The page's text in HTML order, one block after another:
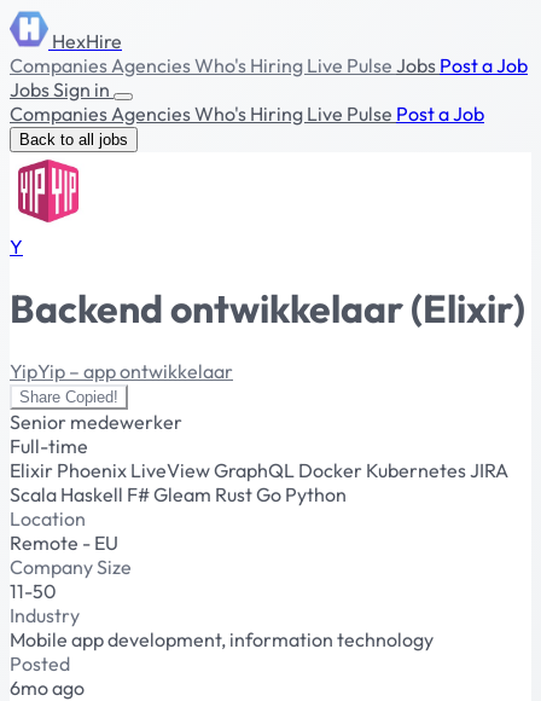
HexHire
CompaniesAgenciesWho's Hiring Live Pulse Jobs Post a Job
JobsSign in
CompaniesAgenciesWho's Hiring Live Pulse Post a Job
Back to all jobs
Y
Backend ontwikkelaar (Elixir)
YipYip – app ontwikkelaar
Share Copied!
Senior medewerker
Full-time
Elixir Phoenix LiveViewGraphQL Docker KubernetesJIRA
Scala Haskell F#Gleam RustGo Python
Location
Remote - EU
Company Size
11-50
Industry
Mobile app development, information technology
Posted
6mo ago